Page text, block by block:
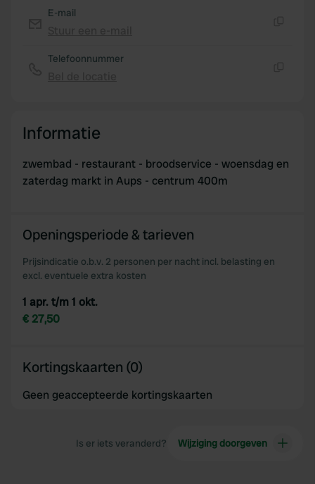
E-mail
Telefoonnummer
Informatie
zwembad - restaurant - broodservice - woensdag en
zaterdag markt in Aups - centrum 400m
Openingsperiode & tarieven
Prijsindicatie o.b.v. 2 personen per nacht incl. belasting en
excl. eventuele extra kosten
1 apr. t/m 1 okt.
€ 27,50
Kortingskaarten (0)
Geen geaccepteerde kortingskaarten
Is er iets veranderd? Wijziging doorgeven